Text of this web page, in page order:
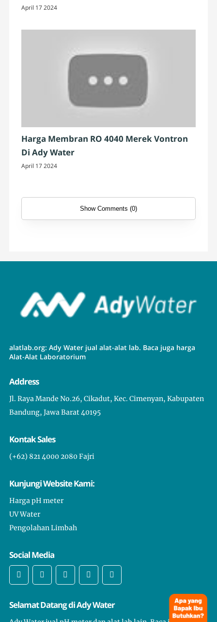
April 17 2024
Harga Membran RO 4040 Merek Vontron
Di Ady Water
April 17 2024
Show Comments (0)
alatlab.org: Ady Water jual alat-alat lab. Baca juga harga
Alat-Alat Laboratorium
Address
Jl. Raya Mande No.26, Cikadut, Kec. Cimenyan, Kabupaten
Bandung, Jawa Barat 40195
Kontak Sales
(+62) 821 4000 2080 Fajri
Kunjungi Website Kami:
Harga pH meter
UV Water
Pengolahan Limbah
Social Media
Selamat Datang di Ady Water